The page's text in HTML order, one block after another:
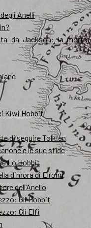
Anelli
da Jackson: la morte
Kiwi Hobbit
di seguire Tolkien
e le sue sfide
Lo Hobbit
dimora di Elrond
dell’Anello
Gli Hobbit
Gli Elfi